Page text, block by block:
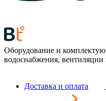
Оборудование и
водоснабжения,
Доставка и оплата